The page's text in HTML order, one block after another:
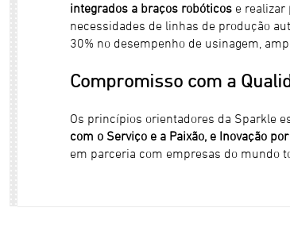
integrados a braços robóticos e realizar
necessidades de linhas de produção
30% no desempenho de usinagem,
Compromisso com a
Os princípios orientadores da Sparkle
com o Serviço e a Paixão, e Inovação
em parceria com empresas do mundo